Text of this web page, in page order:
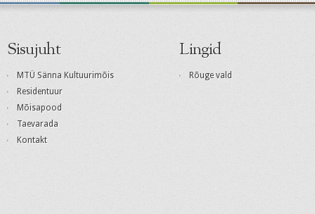
Sisujuht
MTÜ Sänna Kultuurimõis
Residentuur
Mõisapood
Taevarada
Kontakt
Lingid
Rõuge vald